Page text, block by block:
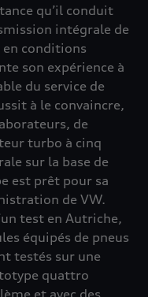
qu’il conduit
intégrale de
conditions
son expérience à
du service de
à le convaincre,
de
turbo à cinq
sur la base de
est prêt pour sa
de VW.
test en Autriche,
équipés de pneus
testés sur une
quattro
et avec des